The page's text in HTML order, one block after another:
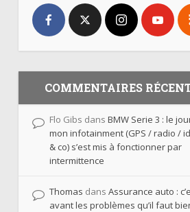
COMMENTAIRES
Flo Gibs dans BMW Serie 3 : le
mon infotainment (GPS / radio /
& co) s’est mis à fonctionner par
intermittence
Thomas dans Assurance auto :
avant les problèmes qu’il faut